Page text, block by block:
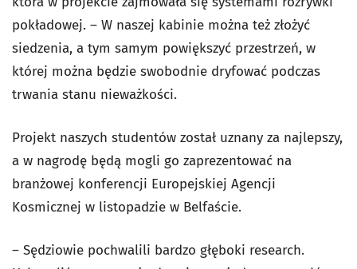
pokładowej. – W naszej kabinie można też złożyć
siedzenia, a tym samym powiększyć przestrzeń, w
której można będzie swobodnie dryfować podczas
trwania stanu nieważkości.
Projekt naszych studentów został uznany za najlepszy,
a w nagrodę będą mogli go zaprezentować na
branżowej konferencji Europejskiej Agencji
Kosmicznej w listopadzie w Belfaście.
– Sędziowie pochwalili bardzo głęboki research.